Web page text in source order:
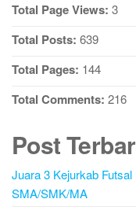
Total Page Views: 3
Total Posts: 639
Total Pages: 144
Total Comments: 216
Post
Juara 3 Kejurkab
SMA/SMK/MA